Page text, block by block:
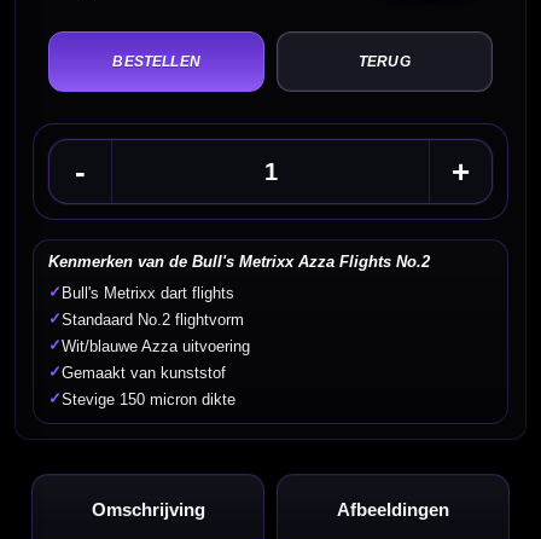
TERUG
Kenmerken van de Bull's Metrixx Azza Flights No.2
✓ Bull's Metrixx dart flights
✓Standaard No.2 flightvorm
✓Wit/blauwe Azza uitvoering
✓Gemaakt van kunststof
✓Stevige 150 micron dikte
- +
Omschrijving Afbeeldingen